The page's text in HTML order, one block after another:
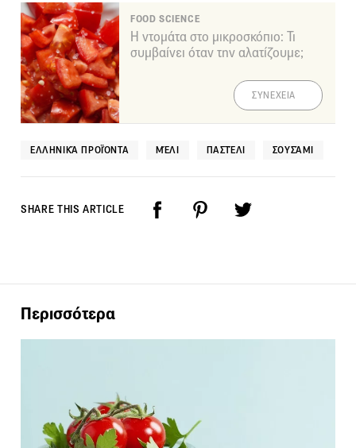
FOOD SCIENCE
Η ντομάτα στο μικροσκόπιο: Τι
συμβαίνει όταν την αλατίζουμε;
ΣΥΝΕΧΕΙΑ
ΕΛΛΗΝΙΚΆ ΠΡΟΪΌΝΤΑ ΜΈΛΙ ΠΑΣΤΈΛΙ ΣΟΥΣΆΜΙ
SHARE THIS ARTICLE
Περισσότερα